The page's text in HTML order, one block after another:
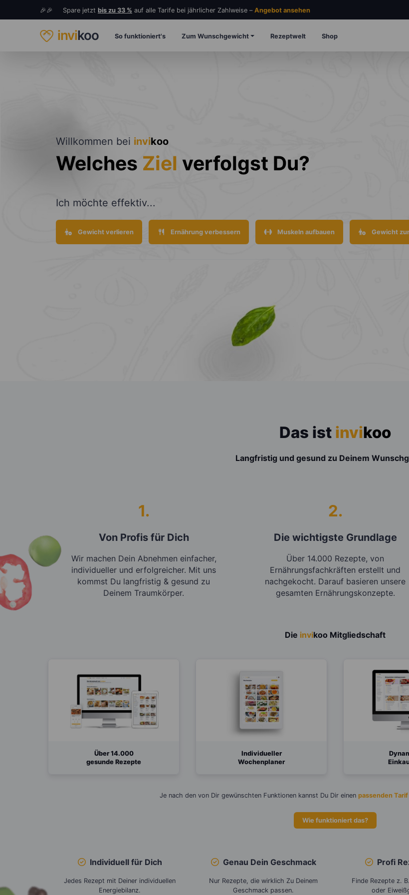
🎉🎉 Spare jetzt bis zu 33 % auf alle Tarife bei jährlicher Zahlweise – Angebot ansehen
invikoo So funktioniert's Zum Wunschgewicht Rezeptwelt Shop
Willkommen bei invikoo
Welches Ziel verfolgst Du?
Ich möchte effektiv...
Gewicht verlieren Ernährung verbessern Muskeln aufbauen Gewicht
Das ist invikoo
Langfristig und gesund zu Deinem
1.
Von Profis für Dich
Wir machen Dein Abnehmen einfacher,
individueller und erfolgreicher. Mit uns
kommst Du langfristig & gesund zu
Deinem Traumkörper.
2.
Die wichtigste Grundlage
Über 14.000 Rezepte, von
Ernährungsfachkräften erstellt und
nachgekocht. Darauf basieren unsere
gesamten Ernährungskonzepte.
Die invikoo Mitgliedschaft
Über 14.000
gesunde Rezepte
Individueller
Wochenplaner
Je nach den von Dir gewünschten Funktionen kannst Du Dir einen passenden Tarif
Wie funktioniert das?
Individuell für Dich
Jedes Rezept mit Deiner individuellen
Energiebilanz.
Genau Dein Geschmack
Nur Rezepte, die wirklich Zu Deinem
Geschmack passen.
Profi
Finde Rezepte z.
oder